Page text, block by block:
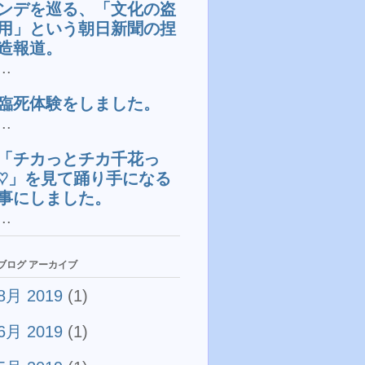
デを巡る、「文化の盗
」という朝日新聞の捏
報道。
死体験をしました。
チカっとチカ千花っ
」を見て踊り手になる
にしました。
ログ アーカイブ
月 2019 (1)
月 2019 (1)